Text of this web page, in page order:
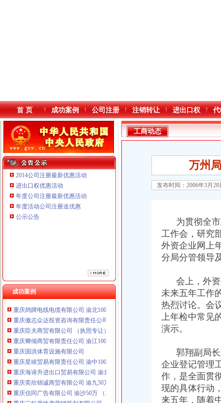
本站导航
首 页 成功案例 公司注册 注销转让 进出口权
2014公司注册最新优惠活动
进出口权优惠活动
年度公司注册最新优惠活动
年度活动公司注册送优惠
公示公告
成功案例
重庆傲志众达投资咨询有限责任公司 渝九1000万 （增资）
重庆臣夫商贸有限公司 （执照专让）
重庆卿倾商贸有限责任公司 渝江100万 （工商注册）
重庆国洪体育设施有限公司
重庆星竣贸易有限责任公司 渝中100万 （进出口权）
重庆海谛升进出口贸易有限公司 渝北100万 （进出口权）
重庆奕欣锦诚商贸有限公司 渝九50万 （工商注册）
重庆信同广告有限公司 渝沙50万 （工商注册）
重庆三虹房地产营销策划有限公司
工商动态
万州
发布时间：2006年3月
为贯彻全市
工作会，研究
外资企业网上
分局分管领导
会上，外资
未来五年工作
热烈讨论。会
上年检中常见
演示。
郭翔副局长
企业登记管理
作，是全面贯
现的具体行动
来五年，随着